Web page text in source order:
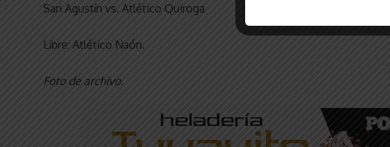
San Agustín vs. Atlético Quiroga
Libre: Atlético Naón.
Foto de archivo.